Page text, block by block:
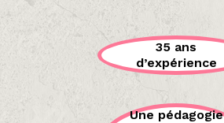
35 ans
d’expérience
Une pédagogie